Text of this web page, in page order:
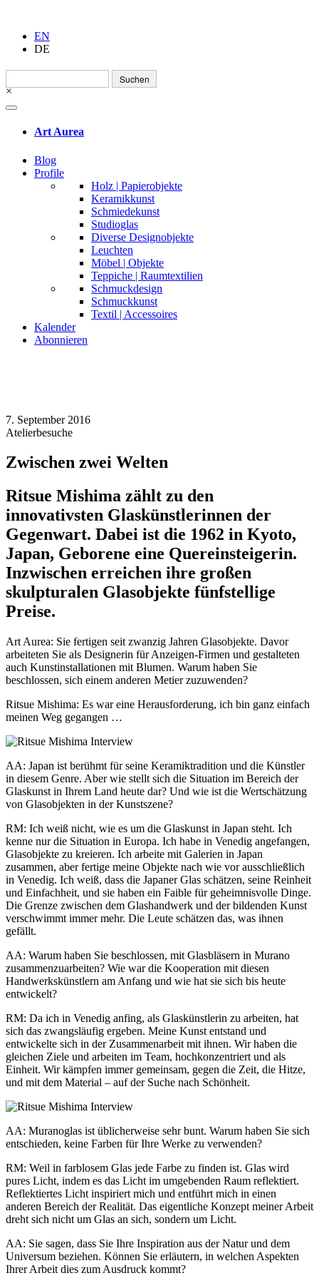
EN
DE
Suchen
nach:
×
Art Aurea
Blog
Profile
Holz | Papierobjekte
Keramikkunst
Schmiedekunst
Studioglas
Diverse Designobjekte
Leuchten
Möbel | Objekte
Teppiche | Raumtextilien
Schmuckdesign
Schmuckkunst
Textil | Accessoires
Kalender
Abonnieren
7. September 2016
Atelierbesuche
Zwischen zwei Welten
Ritsue Mishima zählt zu den
innovativsten Glaskünstlerinnen der
Gegenwart. Dabei ist die 1962 in Kyoto,
Japan, Geborene eine Quereinsteigerin.
Inzwischen erreichen ihre großen
skulpturalen Glasobjekte fünfstellige
Preise.
Art Aurea: Sie fertigen seit zwanzig Jahren Glasobjekte. Davor
arbeiteten Sie als Designerin für Anzeigen-Firmen und gestalteten
auch Kunstinstallationen mit Blumen. Warum haben Sie
beschlossen, sich einem anderen Metier zuzuwenden?
Ritsue Mishima: Es war eine Herausforderung, ich bin ganz einfach
meinen Weg gegangen …
AA: Japan ist berühmt für seine Keramiktradition und die Künstler
in diesem Genre. Aber wie stellt sich die Situation im Bereich der
Glaskunst in Ihrem Land heute dar? Und wie ist die Wertschätzung
von Glasobjekten in der Kunstszene?
RM: Ich weiß nicht, wie es um die Glaskunst in Japan steht. Ich
kenne nur die Situation in Europa. Ich habe in Venedig angefangen,
Glasobjekte zu kreieren. Ich arbeite mit Galerien in Japan
zusammen, aber fertige meine Objekte nach wie vor ausschließlich
in Venedig. Ich weiß, dass die Japaner Glas schätzen, seine Reinheit
und Einfachheit, und sie haben ein Faible für geheimnisvolle Dinge.
Die Grenze zwischen dem Glashandwerk und der bildenden Kunst
verschwimmt immer mehr. Die Leute schätzen das, was ihnen
gefällt.
AA: Warum haben Sie beschlossen, mit Glasbläsern in Murano
zusammenzuarbeiten? Wie war die Kooperation mit diesen
Handwerkskünstlern am Anfang und wie hat sie sich bis heute
entwickelt?
RM: Da ich in Venedig anfing, als Glaskünstlerin zu arbeiten, hat
sich das zwangsläufig ergeben. Meine Kunst entstand und
entwickelte sich in der Zusammenarbeit mit ihnen. Wir haben die
gleichen Ziele und arbeiten im Team, hochkonzentriert und als
Einheit. Wir kämpfen immer gemeinsam, gegen die Zeit, die Hitze,
und mit dem Material – auf der Suche nach Schönheit.
AA: Muranoglas ist üblicherweise sehr bunt. Warum haben Sie sich
entschieden, keine Farben für Ihre Werke zu verwenden?
RM: Weil in farblosem Glas jede Farbe zu finden ist. Glas wird
pures Licht, indem es das Licht im umgebenden Raum reflektiert.
Reflektiertes Licht inspiriert mich und entführt mich in einen
anderen Bereich der Realität. Das eigentliche Konzept meiner Arbeit
dreht sich nicht um Glas an sich, sondern um Licht.
AA: Sie sagen, dass Sie Ihre Inspiration aus der Natur und dem
Universum beziehen. Können Sie erläutern, in welchen Aspekten
Ihrer Arbeit dies zum Ausdruck kommt?